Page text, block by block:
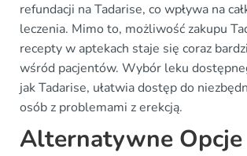
refundacji na Tadarise, co wpływa na
leczenia. Mimo to, możliwość zakupu
recepty w aptekach staje się coraz
wśród pacjentów. Wybór leku
jak Tadarise, ułatwia dostęp do
osób z problemami z erekcją.
Alternatywne Opcje